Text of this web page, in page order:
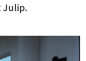
Julip.